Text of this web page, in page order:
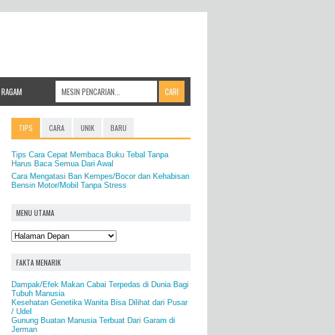
RAGAM
TIPS CARA UNIK BARU
Tips Cara Cepat Membaca Buku Tebal Tanpa
Harus Baca Semua Dari Awal
Cara Mengatasi Ban Kempes/Bocor dan Kehabisan
Bensin Motor/Mobil Tanpa Stress
MENU UTAMA
FAKTA MENARIK
Dampak/Efek Makan Cabai Terpedas di Dunia Bagi
Tubuh Manusia
Kesehatan Genetika Wanita Bisa Dilihat dari Pusar
/ Udel
Gunung Buatan Manusia Terbuat Dari Garam di
Jerman